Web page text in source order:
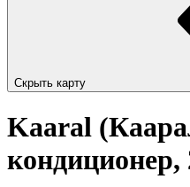
Скрыть карту
Kaaral
кондиционер,